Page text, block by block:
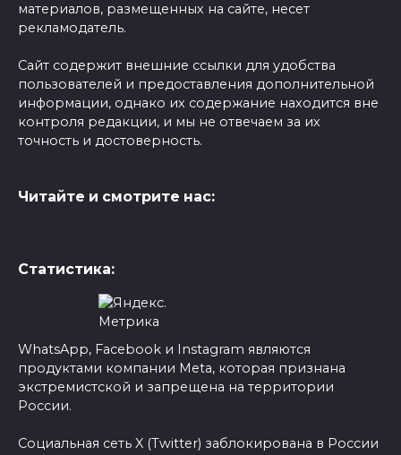
материалов, размещенных на сайте, несет
рекламодатель.
Сайт содержит внешние ссылки для удобства
пользователей и предоставления дополнительной
информации, однако их содержание находится вне
контроля редакции, и мы не отвечаем за их
точность и достоверность.
Читайте и смотрите нас:
Статистика:
WhatsApp, Facebook и Instagram являются
продуктами компании Meta, которая признана
экстремистской и запрещена на территории
России.
Социальная сеть X (Twitter) заблокирована в России